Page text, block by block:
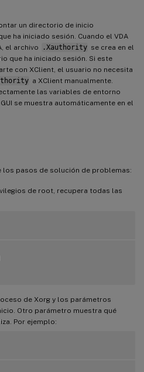
un directorio de inicio
ha iniciado sesión. Cuando el VDA
el archivo
.Xauthority se crea en el
que ha iniciado sesión. Si este
con XClient, el usuario no necesita
a XClient manualmente.
las variables de entorno
GUI se muestra automáticamente en el
los pasos de solución de problemas:
de root, recupera todas las
de Xorg y los parámetros
Otro parámetro muestra qué
Por ejemplo: